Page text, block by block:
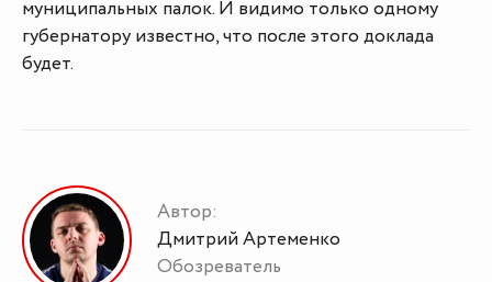
муниципальных палок. И видимо только одному
губернатору известно, что после этого доклада
будет.
Автор:
Дмитрий Артеменко
Обозреватель